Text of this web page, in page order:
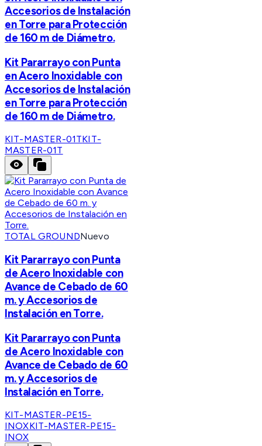
Accesorios de Instalación
en Torre para Protección
de 160 m de Diámetro.
Kit Pararrayo con Punta
en Acero Inoxidable con
Accesorios de Instalación
en Torre para Protección
de 160 m de Diámetro.
KIT-MASTER-01TKIT-
MASTER-01T
TOTAL GROUNDNuevo
Kit Pararrayo con Punta
de Acero Inoxidable con
Avance de Cebado de 60
m. y Accesorios de
Instalación en Torre.
Kit Pararrayo con Punta
de Acero Inoxidable con
Avance de Cebado de 60
m. y Accesorios de
Instalación en Torre.
KIT-MASTER-PE15-
INOXKIT-MASTER-PE15-
INOX